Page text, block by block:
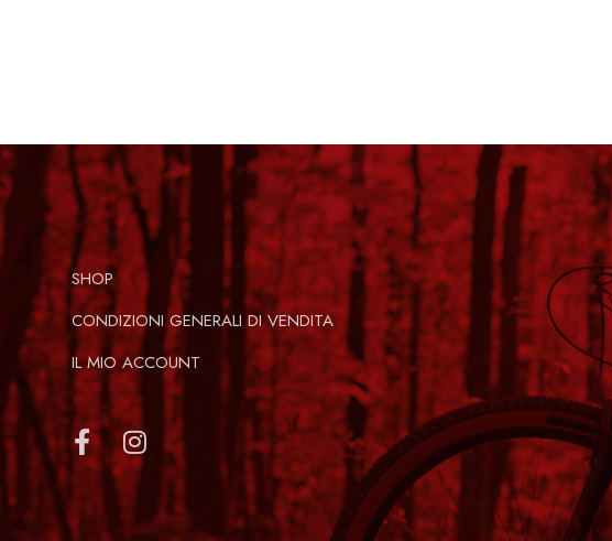
SHOP
CONDIZIONI GENERALI DI VENDITA
IL MIO ACCOUNT